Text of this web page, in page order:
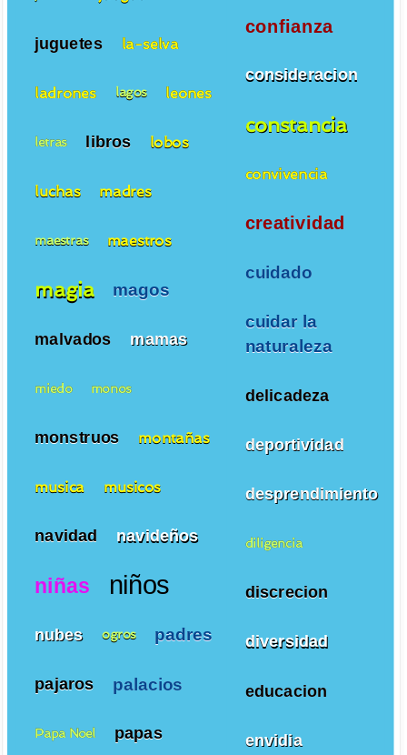
confianza
consideracion
constancia
convivencia
creatividad
cuidado
cuidar la
naturaleza
delicadeza
deportividad
desprendimiento
diligencia
discrecion
diversidad
educacion
envidia
juguetes la-selva
ladrones lagos leones
letras libros lobos
luchas madres
maestras maestros
magia magos
malvados mamas
miedo monos
monstruos montañas
musica musicos
navidad navideños
niñas niños
nubes ogros padres
pajaros palacios
Papa Noel papas